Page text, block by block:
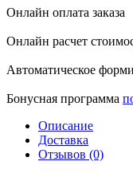
Онлайн оплата заказа
Онлайн расчет
Автоматическое
Бонусная программа
Описание
Доставка
Отзывов (0)